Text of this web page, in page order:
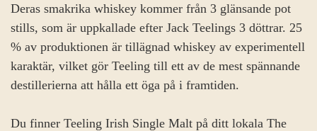
Deras smakrika whiskey kommer från 3 glänsande pot
stills, som är uppkallade efter Jack Teelings 3 döttrar. 25
% av produktionen är tillägnad whiskey av experimentell
karaktär, vilket gör Teeling till ett av de mest spännande
destillerierna att hålla ett öga på i framtiden.
Du finner Teeling Irish Single Malt på ditt lokala The